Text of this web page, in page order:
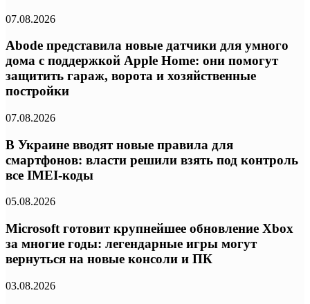
07.08.2026
Abode представила новые датчики для умного
дома с поддержкой Apple Home: они помогут
защитить гараж, ворота и хозяйственные
постройки
07.08.2026
В Украине вводят новые правила для
смартфонов: власти решили взять под контроль
все IMEI-коды
05.08.2026
Microsoft готовит крупнейшее обновление Xbox
за многие годы: легендарные игры могут
вернуться на новые консоли и ПК
03.08.2026